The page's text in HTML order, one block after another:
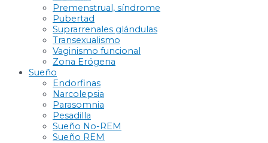
Premenstrual, síndrome
Pubertad
Suprarrenales glándulas
Transexualismo
Vaginismo funcional
Zona Erógena
Sueño
Endorfinas
Narcolepsia
Parasomnia
Pesadilla
Sueño No-REM
Sueño REM